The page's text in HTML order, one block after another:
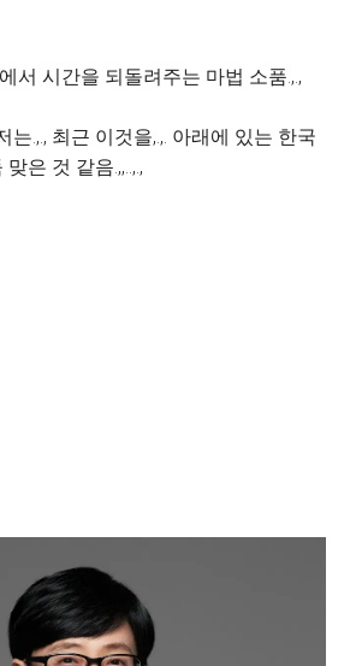
서 시간을 되돌려주는 마법 소품.,.,
.,., 최근 이것을,.,. 아래에 있는 한국
은 것 같음.,,..,.,